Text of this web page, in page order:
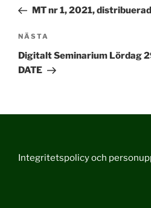
inläggMT nr 1, 2021,
Nästa
inlägg
NÄSTA
Digitalt Seminarium Lördag
DATE
Integritetspolicy och